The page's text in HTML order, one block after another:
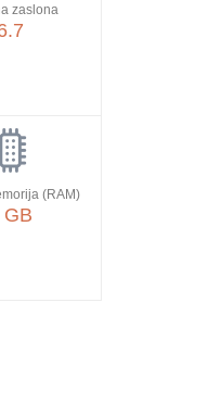
zaslona
(RAM)
GB